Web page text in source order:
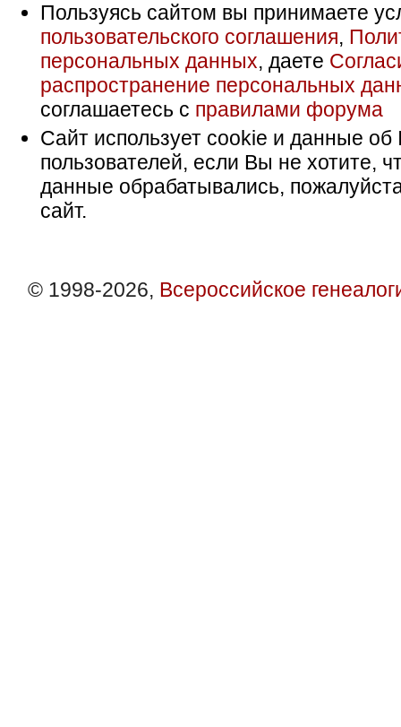
Пользуясь сайтом вы принимаете
пользовательского соглашения,
персональных данных, даете
распространение персональных
соглашаетесь с правилами форума
Сайт использует cookie и данные об
пользователей, если Вы не хотите,
данные обрабатывались,
сайт.
© 1998-2026, Всероссийское